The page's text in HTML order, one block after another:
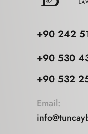
+90 242
+90 530
+90 532
Email: